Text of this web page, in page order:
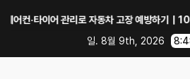
이어 관리로 자동차 고장 예방하기｜10분 점검
일. 8월 9th, 2026